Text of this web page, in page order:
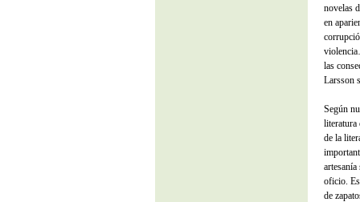
novelas
en
las
Larsson
Según
literatura
de la
oficio.
de